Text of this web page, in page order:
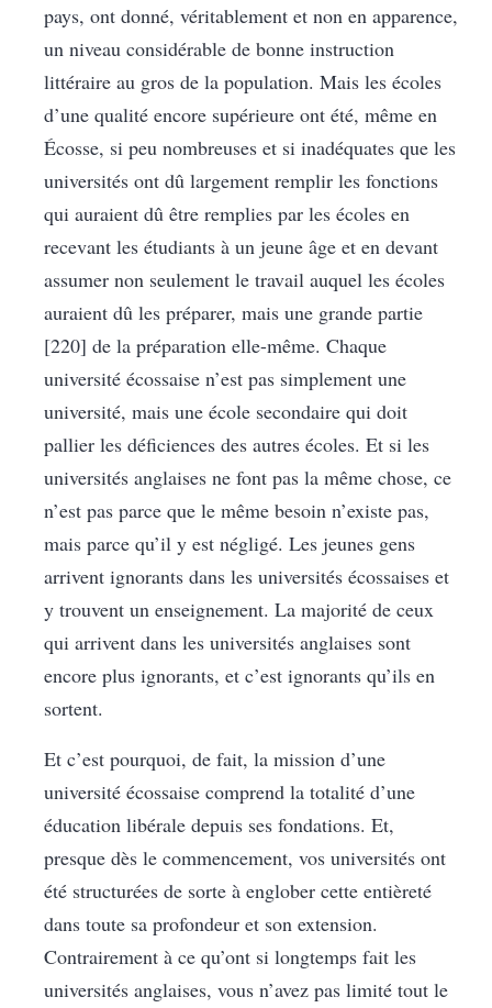
pays, ont donné, véritablement et non en apparence,
un niveau considérable de bonne instruction
littéraire au gros de la population. Mais les écoles
d’une qualité encore supérieure ont été, même en
Écosse, si peu nombreuses et si inadéquates que les
universités ont dû largement remplir les fonctions
qui auraient dû être remplies par les écoles en
recevant les étudiants à un jeune âge et en devant
assumer non seulement le travail auquel les écoles
auraient dû les préparer, mais une grande partie
[220] de la préparation elle-même. Chaque
université écossaise n’est pas simplement une
université, mais une école secondaire qui doit
pallier les déficiences des autres écoles. Et si les
universités anglaises ne font pas la même chose, ce
n’est pas parce que le même besoin n’existe pas,
mais parce qu’il y est négligé. Les jeunes gens
arrivent ignorants dans les universités écossaises et
y trouvent un enseignement. La majorité de ceux
qui arrivent dans les universités anglaises sont
encore plus ignorants, et c’est ignorants qu’ils en
sortent.
Et c’est pourquoi, de fait, la mission d’une
université écossaise comprend la totalité d’une
éducation libérale depuis ses fondations. Et,
presque dès le commencement, vos universités ont
été structurées de sorte à englober cette entièreté
dans toute sa profondeur et son extension.
Contrairement à ce qu’ont si longtemps fait les
universités anglaises, vous n’avez pas limité tout le